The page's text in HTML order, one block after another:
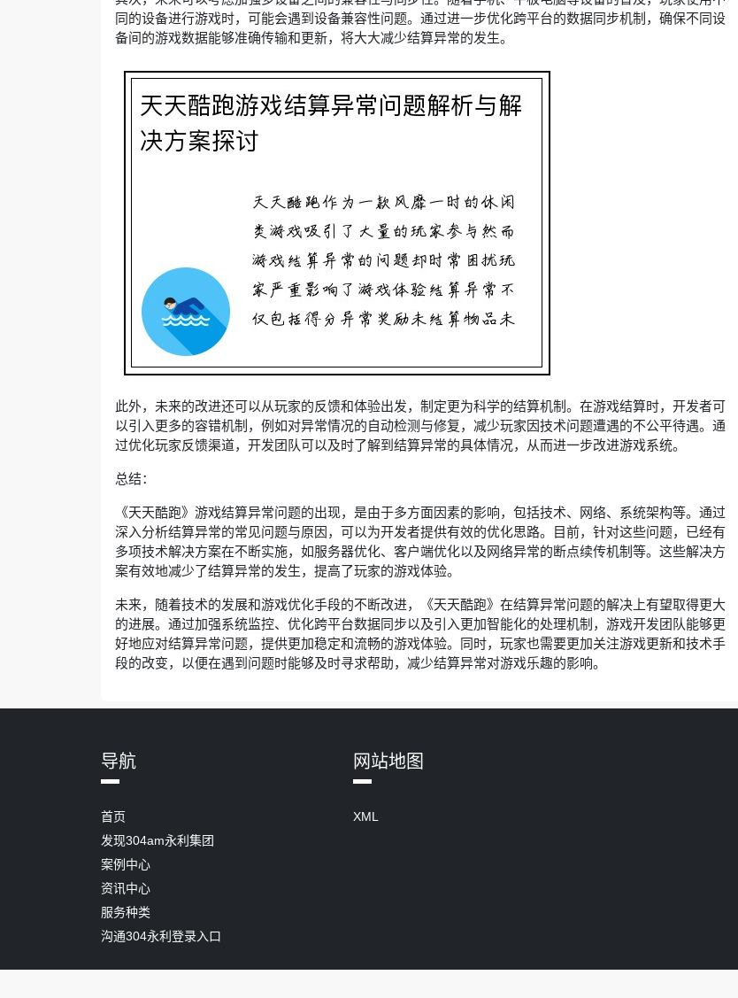
同的设备进行游戏时，可能会遇到设备兼容性问题。通过进一步优化跨平台的数据同步机制，确保不同设
备间的游戏数据能够准确传输和更新，将大大减少结算异常的发生。
此外，未来的改进还可以从玩家的反馈和体验出发，制定更为科学的结算机制。在游戏结算时，开发者可
以引入更多的容错机制，例如对异常情况的自动检测与修复，减少玩家因技术问题遭遇的不公平待遇。通
过优化玩家反馈渠道，开发团队可以及时了解到结算异常的具体情况，从而进一步改进游戏系统。
总结：
《天天酷跑》游戏结算异常问题的出现，是由于多方面因素的影响，包括技术、网络、系统架构等。通过
深入分析结算异常的常见问题与原因，可以为开发者提供有效的优化思路。目前，针对这些问题，已经有
多项技术解决方案在不断实施，如服务器优化、客户端优化以及网络异常的断点续传机制等。这些解决方
案有效地减少了结算异常的发生，提高了玩家的游戏体验。
未来，随着技术的发展和游戏优化手段的不断改进，《天天酷跑》在结算异常问题的解决上有望取得更大
的进展。通过加强系统监控、优化跨平台数据同步以及引入更加智能化的处理机制，游戏开发团队能够更
好地应对结算异常问题，提供更加稳定和流畅的游戏体验。同时，玩家也需要更加关注游戏更新和技术手
段的改变，以便在遇到问题时能够及时寻求帮助，减少结算异常对游戏乐趣的影响。
导航
首页
发现304am永利集团
案例中心
资讯中心
服务种类
沟通304永利登录入口
网站地图
XML